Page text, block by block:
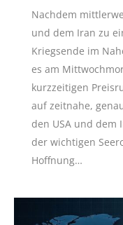
Nachdem
und dem Iran zu
Kriegsende im
es am
kurzzeitigen
auf zeitnahe,
den USA und dem
der wichtigen
Hoffnung…